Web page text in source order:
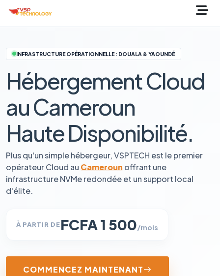
INFRASTRUCTURE OPÉRATIONNELLE : DOUALA & YAOUNDÉ
Hébergement Cloud
au Cameroun
Haute Disponibilité.
Plus qu'un simple hébergeur, VSPTECH est le premier
opérateur Cloud au Cameroun offrant une
infrastructure NVMe redondée et un support local
d'élite.
À PARTIR DEFCFA 1 500/mois
COMMENCEZ MAINTENANT